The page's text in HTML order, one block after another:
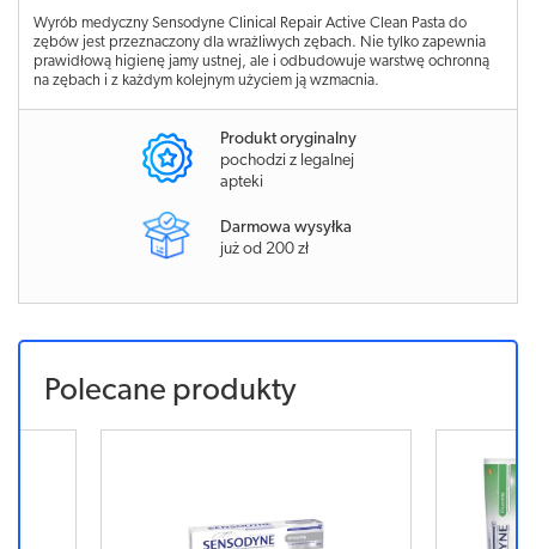
Wyrób medyczny Sensodyne Clinical Repair Active Clean Pasta do
zębów jest przeznaczony dla wrażliwych zębach. Nie tylko zapewnia
prawidłową higienę jamy ustnej, ale i odbudowuje warstwę ochronną
na zębach i z każdym kolejnym użyciem ją wzmacnia.
Produkt oryginalny
pochodzi z legalnej
apteki
Darmowa wysyłka
już od 200 zł
Polecane produkty